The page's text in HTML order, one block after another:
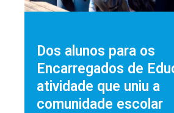
Dos alunos para os
Encarregados de
atividade que uniu a
comunidade escolar